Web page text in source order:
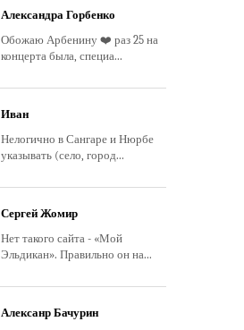
Александра Горбенко
Обожаю Арбенину ❤️ раз 25 на
концерта была, специа...
Иван
Нелогично в Сангаре и Нюрбе
указывать (село, город...
Сергей Жомир
Нет такого сайта - «Мой
Эльдикан». Правильно он на...
Алексанр Бачурин